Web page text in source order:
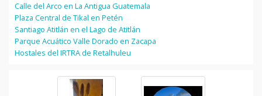
Calle del Arco en La Antigua Guatemala
Plaza Central de Tikal en Petén
Santiago Atitlán en el Lago de Atitlán
Parque Acuático Valle Dorado en Zacapa
Hostales del IRTRA de Retalhuleu